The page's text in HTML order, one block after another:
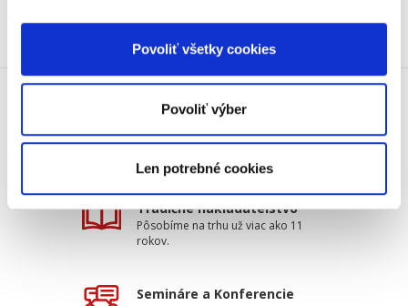
Povoliť všetky cookies
Povoliť výber
Len potrebné cookies
Doprava zdarma
Získajte dopravu zdarma
Tradičné nakladateľstvo
Pôsobíme na trhu už viac ako 11
rokov.
Semináre a Konferencie